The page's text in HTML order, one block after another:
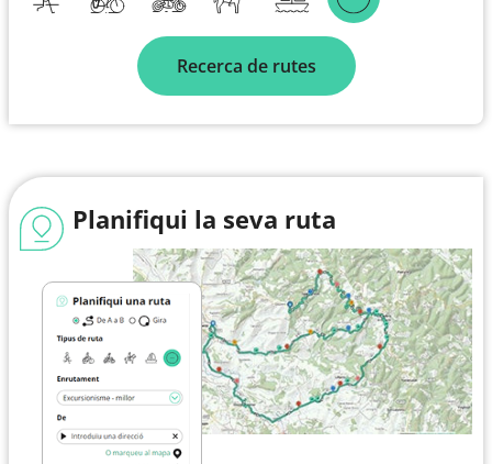
Recerca de rutes
Planifiqui la seva ruta